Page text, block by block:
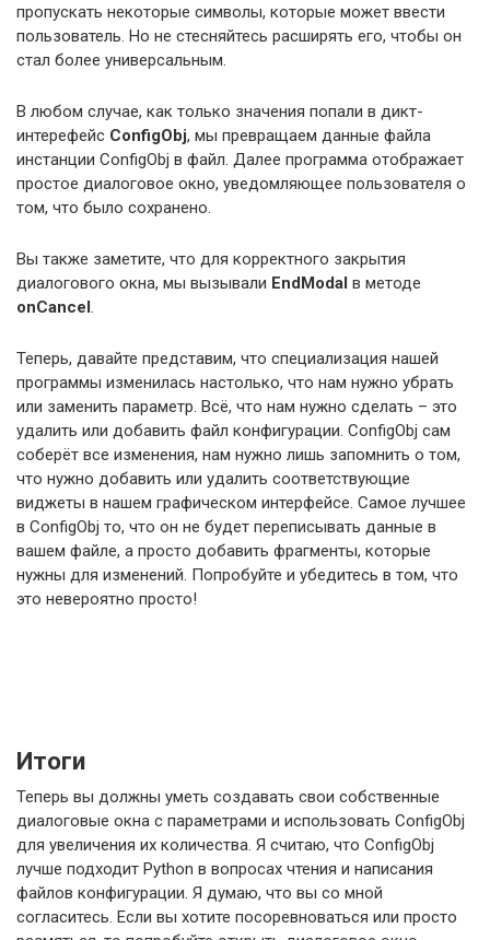
пропускать некоторые символы, которые может ввести
пользователь. Но не стесняйтесь расширять его, чтобы он
стал более универсальным.
В любом случае, как только значения попали в дикт-
интерефейс ConfigObj, мы превращаем данные файла
инстанции ConfigObj в файл. Далее программа отображает
простое диалоговое окно, уведомляющее пользователя о
том, что было сохранено.
Вы также заметите, что для корректного закрытия
диалогового окна, мы вызывали EndModal в методе
onCancel .
Теперь, давайте представим, что специализация нашей
программы изменилась настолько, что нам нужно убрать
или заменить параметр. Всё, что нам нужно сделать – это
удалить или добавить файл конфигурации. ConfigObj сам
соберёт все изменения, нам нужно лишь запомнить о том,
что нужно добавить или удалить соответствующие
виджеты в нашем графическом интерфейсе. Самое лучшее
в ConfigObj то, что он не будет переписывать данные в
вашем файле, а просто добавить фрагменты, которые
нужны для изменений. Попробуйте и убедитесь в том, что
это невероятно просто!
Итоги
Теперь вы должны уметь создавать свои собственные
диалоговые окна с параметрами и использовать ConfigObj
для увеличения их количества. Я считаю, что ConfigObj
лучше подходит Python в вопросах чтения и написания
файлов конфигурации. Я думаю, что вы со мной
согласитесь. Если вы хотите посоревноваться или просто